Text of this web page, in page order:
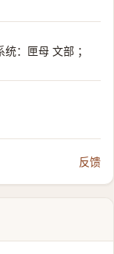
：匣母 文部 ；
反馈